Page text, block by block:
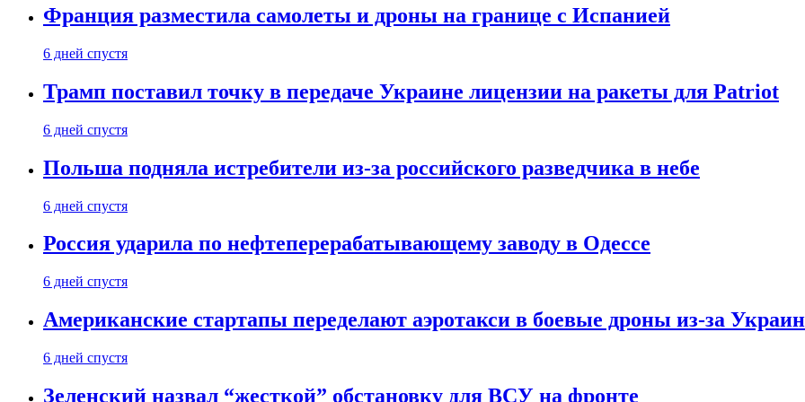
Франция разместила самолеты и дроны на границе с Испанией
6 дней спустя
Трамп поставил точку в передаче Украине лицензии на ракеты для Patriot
6 дней спустя
Польша подняла истребители из-за российского разведчика в небе
6 дней спустя
Россия ударила по нефтеперерабатывающему заводу в Одессе
6 дней спустя
Американские стартапы переделают аэротакси в боевые дроны из-за
6 дней спустя
Зеленский назвал “жесткой” обстановку для ВСУ на фронте